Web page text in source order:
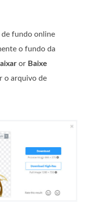
de fundo online
o fundo da
or Baixe
o arquivo de